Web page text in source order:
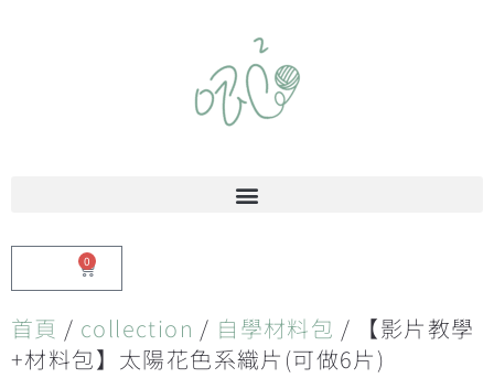
0
首頁 / collection / 自學材料包 / 【影片教學
+材料包】太陽花色系織片(可做6片)